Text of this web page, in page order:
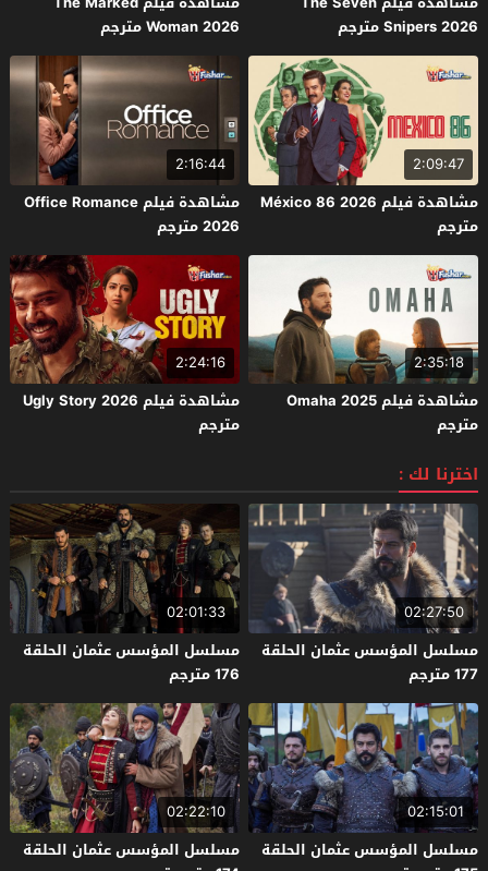
Snipers 2026 مترجم
Woman 2026 مترجم
2:09:47
مشاهدة فيلم México 86 2026
مترجم
2:16:44
مشاهدة فيلم Office Romance
2026 مترجم
2:35:18
مشاهدة فيلم Omaha 2025
مترجم
2:24:16
مشاهدة فيلم Ugly Story 2026
مترجم
اخترنا لك :
02:27:50
مسلسل المؤسس عثمان الحلقة
177 مترجم
02:01:33
مسلسل المؤسس عثمان الحلقة
176 مترجم
02:15:01
مسلسل المؤسس عثمان الحلقة
02:22:10
مسلسل المؤسس عثمان الحلقة